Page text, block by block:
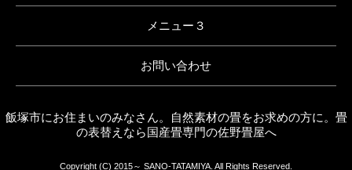
飯塚市にお住まいのみなさん。自然素材の畳をお求めの方に。畳
の表替えなら国産畳専門の佐野畳屋へ
メニュー３
お問い合わせ
Copyright (C) 2015～ SANO-TATAMIYA. All Rights Reserved.